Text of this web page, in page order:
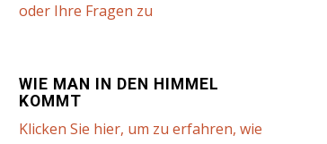
oder Ihre Fragen zu
WIE MAN IN DEN HIMMEL
KOMMT
Klicken Sie hier, um zu erfahren, wie